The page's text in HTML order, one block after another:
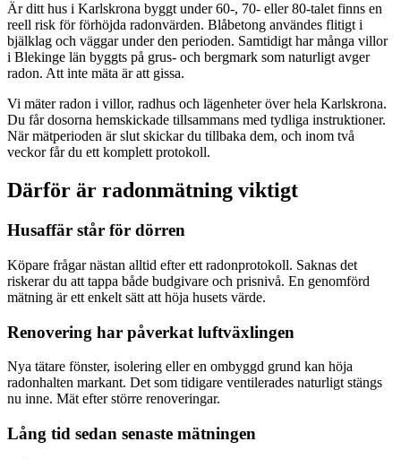
Är ditt hus i Karlskrona byggt under 60-, 70- eller 80-talet finns en
reell risk för förhöjda radonvärden. Blåbetong användes flitigt i
bjälklag och väggar under den perioden. Samtidigt har många villor
i Blekinge län byggts på grus- och bergmark som naturligt avger
radon. Att inte mäta är att gissa.
Vi mäter radon i villor, radhus och lägenheter över hela Karlskrona.
Du får dosorna hemskickade tillsammans med tydliga instruktioner.
När mätperioden är slut skickar du tillbaka dem, och inom två
veckor får du ett komplett protokoll.
Därför är radonmätning viktigt
Husaffär står för dörren
Köpare frågar nästan alltid efter ett radonprotokoll. Saknas det
riskerar du att tappa både budgivare och prisnivå. En genomförd
mätning är ett enkelt sätt att höja husets värde.
Renovering har påverkat luftväxlingen
Nya tätare fönster, isolering eller en ombyggd grund kan höja
radonhalten markant. Det som tidigare ventilerades naturligt stängs
nu inne. Mät efter större renoveringar.
Lång tid sedan senaste mätningen